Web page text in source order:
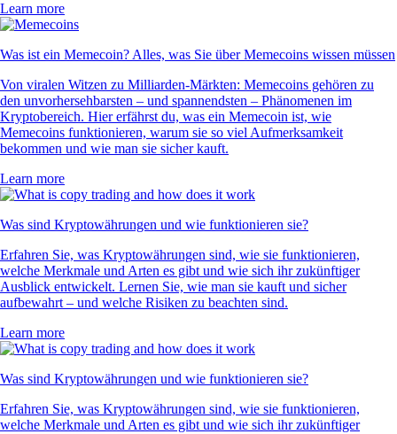
Learn more
Was ist ein Memecoin? Alles, was Sie über Memecoins wissen müssen
Von viralen Witzen zu Milliarden-Märkten: Memecoins gehören zu
den unvorhersehbarsten – und spannendsten – Phänomenen im
Kryptobereich. Hier erfährst du, was ein Memecoin ist, wie
Memecoins funktionieren, warum sie so viel Aufmerksamkeit
bekommen und wie man sie sicher kauft.
Learn more
Was sind Kryptowährungen und wie funktionieren sie?
Erfahren Sie, was Kryptowährungen sind, wie sie funktionieren,
welche Merkmale und Arten es gibt und wie sich ihr zukünftiger
Ausblick entwickelt. Lernen Sie, wie man sie kauft und sicher
aufbewahrt – und welche Risiken zu beachten sind.
Learn more
Was sind Kryptowährungen und wie funktionieren sie?
Erfahren Sie, was Kryptowährungen sind, wie sie funktionieren,
welche Merkmale und Arten es gibt und wie sich ihr zukünftiger